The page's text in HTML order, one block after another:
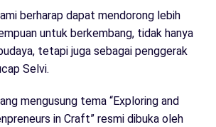
berharap dapat mendorong lebih
untuk berkembang, tidak hanya
tetapi juga sebagai penggerak
Selvi.
mengusung tema “Exploring and
in Craft” resmi dibuka oleh